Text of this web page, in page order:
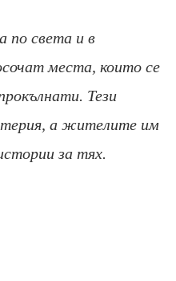
по света и в
места, които се
Тези
а жителите им
за тях.